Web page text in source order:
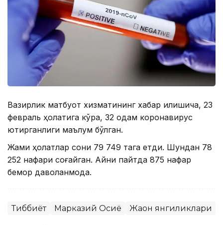
Вазирлик матбуот хизматининг хабар қилишича, 23
февраль ҳолатига кўра, 32 одам коронавирус
юқтирганлиги маълум бўлган.
Жами ҳолатлар сони 79 749 тага етди. Шундан 78
252 нафари соғайган. Айни пайтда 875 нафар
бемор даволанмоқда.
Тиббиёт Марказий Осиё Жаҳон янгиликлари